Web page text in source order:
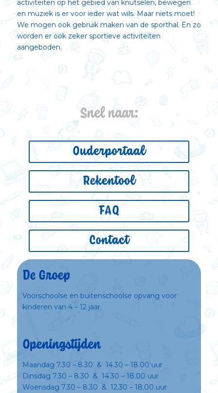
activiteiten op het gebied van knutselen, bewegen
en muziek is er voor ieder wat wils. Maar niets moet!
We mogen ook gebruik maken van de sporthal. En zo
worden er ook zeker sportieve activiteiten
aangeboden.
Snel naar:
Ouderportaal
Rekentool
FAQ
Contact
De Groep
Voorschoolse en buitenschoolse opvang voor
kinderen van 4 – 12 jaar.
Openingstijden
Maandag 7.30 – 8.30 & 14.30 – 18.00 uur
Dinsdag 7.30 – 8.30 & 14.30 – 18.00 uur
Woensdag 7.30 – 8.30 & 12.30 – 18.00 uur